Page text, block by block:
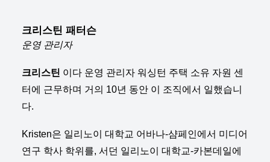
크리스틴 패터슨
운영 관리자
크리스틴 이다 운영 관리자 워싱턴 주택 소유 자원 센
터에 근무하며 거의 10년 동안 이 조직에서 일했습니
다.
Kristen은 일리노이 대학교 어바나-샴페인에서 미디어
연구 학사 학위를, 서던 일리노이 대학교-카본데일에